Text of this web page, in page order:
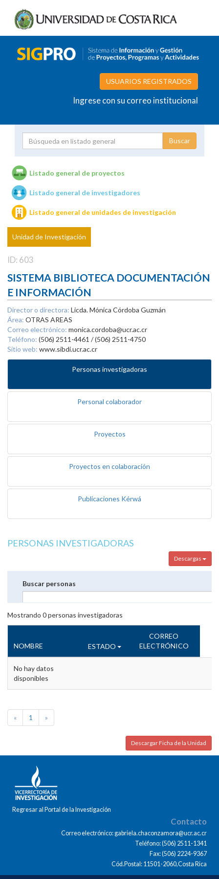
USUARIOS REGISTRADOS
Ingrese con su correo institucional
Unidades de investigación
Listado general de proyectos
Listado general de investigadores
Listado general de unidades de investigación
Unidad de Investigación
ID: 603
SISTEMA BIBLIOTECA DOCUMENTACIÓN
E INFORMACIÓN
Director o directora: Licda. Mónica Córdoba Guzmán
Área: OTRAS AREAS
Correo electrónico: monica.cordoba@ucr.ac.cr
Teléfono: (506) 2511-4461 / (506) 2511-4750
Sitio web: www.sibdi.ucr.ac.cr
Personas investigadoras
Personal colaborador
Proyectos
Proyectos en colaboración
Publicaciones Kérwá
PERSONAS INVESTIGADORAS
Descargas
Buscar personas
Mostrando 0personas investigadoras
NOMBRE ESTADO
CORREO
ELECTRÓNICO
No hay datos
disponibles
« 1 »
Descargar Ficha de la Unidad
Regresar al Portal de la Investigación
Contacto
Correo electrónico: gabriela.chaconzamora@ucr.ac.cr
Teléfono: (506) 2511-1341
Fax: (506) 2224-9367
Cód.Postal: 11501-2060,Costa Rica